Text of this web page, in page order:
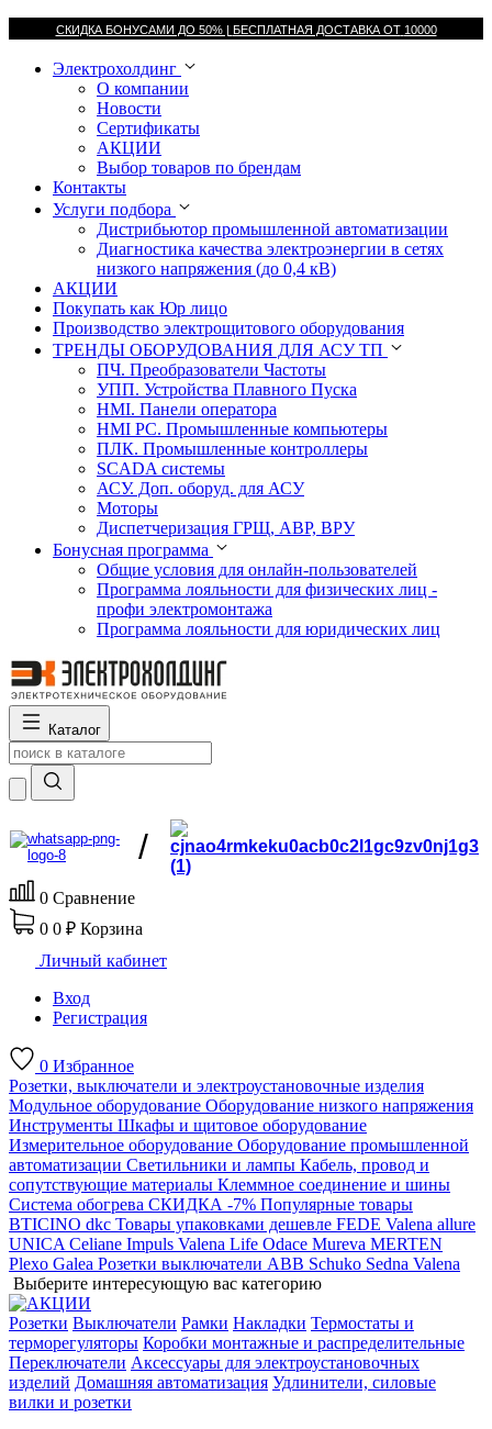
СКИДКА БОНУСАМИ ДО 50% | БЕСПЛАТНАЯ ДОСТАВКА ОТ 10000
Электрохолдинг
О компании
Новости
Сертификаты
АКЦИИ
Выбор товаров по брендам
Контакты
Услуги подбора
Дистрибьютор промышленной автоматизации
Диагностика качества электроэнергии в сетях
низкого напряжения (до 0,4 кВ)
АКЦИИ
Покупать как Юр лицо
Производство электрощитового оборудования
ТРЕНДЫ ОБОРУДОВАНИЯ ДЛЯ АСУ ТП
ПЧ. Преобразователи Частоты
УПП. Устройства Плавного Пуска
HMI. Панели оператора
HMI РС. Промышленные компьютеры
ПЛК. Промышленные контроллеры
SCADA системы
АСУ. Доп. оборуд. для АСУ
Моторы
Диспетчеризация ГРЩ, АВР, ВРУ
Бонусная программа
Общие условия для онлайн-пользователей
Программа лояльности для физических лиц -
профи электромонтажа
Программа лояльности для юридических лиц
Каталог
/
0 Сравнение
0 0 ₽ Корзина
Личный кабинет
Вход
Регистрация
0 Избранное
Розетки, выключатели и электроустановочные изделия
Модульное оборудование Оборудование низкого напряжения
Инструменты Шкафы и щитовое оборудование
Измерительное оборудование Оборудование промышленной
автоматизации Светильники и лампы Кабель, провод и
сопутствующие материалы Клеммное соединение и шины
Система обогрева СКИДКА -7% Популярные товары
BTICINO dkc Товары упаковками дешевле FEDE Valena allure
UNICA Celiane Impuls Valena Life Odace Mureva MERTEN
Plexo Galea Розетки выключатели ABB Schuko Sedna Valena
Выберите интересующую вас категорию
Розетки Выключатели Рамки Накладки Термостаты и
терморегуляторы Коробки монтажные и распределительные
Переключатели Аксессуары для электроустановочных
изделий Домашняя автоматизация Удлинители, силовые
вилки и розетки